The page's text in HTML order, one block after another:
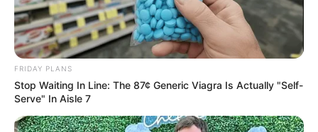
ΣΠΑΜΕ ΤΟ ΜΑΤΡΙΞ – ΤΟ ΒΙΒΛΙΟ
FRIDAY PLANS
Stop Waiting In Line: The 87¢ Generic Viagra Is Actually "Self-
Serve" In Aisle 7